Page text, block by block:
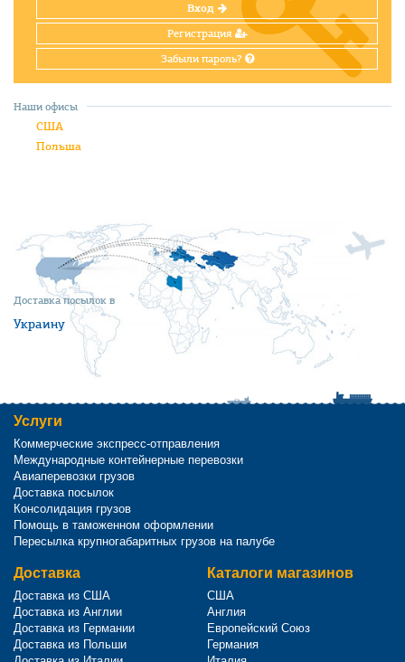
Вход
Регистрация
Забыли пароль?
Доставка посылок в
Украину
Наши офисы
США
Польша
Услуги
Коммерческие экспресс-отправления
Международные контейнерные перевозки
Авиаперевозки грузов
Доставка посылок
Консолидация грузов
Помощь в таможенном оформлении
Пересылка крупногабаритных грузов на палубе
Доставка
Доставка из США
Доставка из Англии
Доставка из Германии
Доставка из Польши
Каталоги магазинов
США
Англия
Европейский Союз
Германия